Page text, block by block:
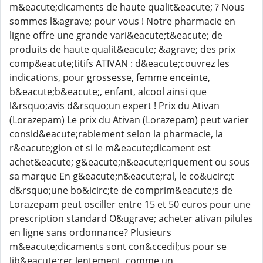
m&eacute;dicaments de haute qualit&eacute; ? Nous
sommes l&agrave; pour vous ! Notre pharmacie en
ligne offre une grande vari&eacute;t&eacute; de
produits de haute qualit&eacute; &agrave; des prix
comp&eacute;titifs ATIVAN : d&eacute;couvrez les
indications, pour grossesse, femme enceinte,
b&eacute;b&eacute;, enfant, alcool ainsi que
l&rsquo;avis d&rsquo;un expert ! Prix du Ativan
(Lorazepam) Le prix du Ativan (Lorazepam) peut varier
consid&eacute;rablement selon la pharmacie, la
r&eacute;gion et si le m&eacute;dicament est
achet&eacute; g&eacute;n&eacute;riquement ou sous
sa marque En g&eacute;n&eacute;ral, le co&ucirc;t
d&rsquo;une bo&icirc;te de comprim&eacute;s de
Lorazepam peut osciller entre 15 et 50 euros pour une
prescription standard O&ugrave; acheter ativan pilules
en ligne sans ordonnance? Plusieurs
m&eacute;dicaments sont con&ccedil;us pour se